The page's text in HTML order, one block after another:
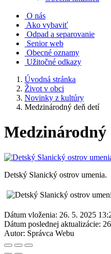
O nás
Ako vybaviť
Odpad a separovanie
Senior web
Obecné oznamy
Užitočné odkazy
Úvodná stránka
Život v obci
Novinky z kultúry
Medzinárodný deň detí
Medzinárodný
Detský Slanický ostrov umenia.
Dátum vloženia: 26. 5. 2025
Dátum poslednej aktualizácie:
Autor: Správca Webu